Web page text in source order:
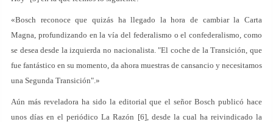
«Bosch reconoce que quizás ha llegado la hora de cambiar la Carta
Magna, profundizando en la vía del federalismo o el confederalismo, como
se desea desde la izquierda no nacionalista. "El coche de la Transición, que
fue fantástico en su momento, da ahora muestras de cansancio y necesitamos
una Segunda Transición".»
Aún más reveladora ha sido la editorial que el señor Bosch publicó hace
unos días en el periódico La Razón [6], desde la cual ha reivindicado la